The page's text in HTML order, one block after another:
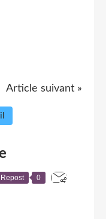
Article suivant »
Repost 0